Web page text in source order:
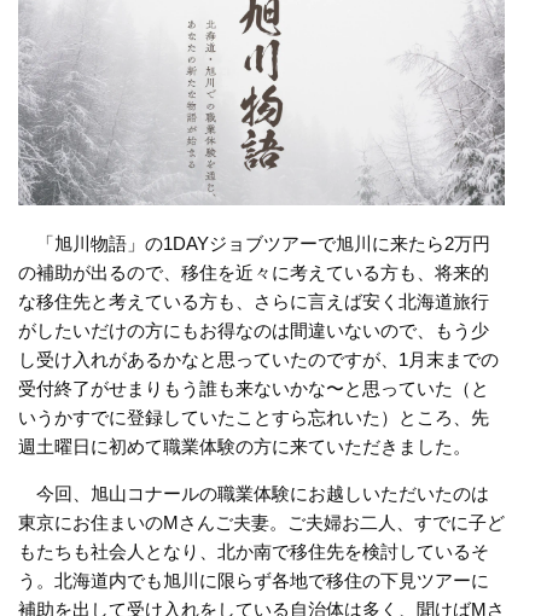
「旭川物語」の1DAYジョブツアーで旭川に来たら2万円
の補助が出るので、移住を近々に考えている方も、将来的
な移住先と考えている方も、さらに言えば安く北海道旅行
がしたいだけの方にもお得なのは間違いないので、もう少
し受け入れがあるかなと思っていたのですが、1月末までの
受付終了がせまりもう誰も来ないかな〜と思っていた（と
いうかすでに登録していたことすら忘れいた）ところ、先
週土曜日に初めて職業体験の方に来ていただきました。
今回、旭山コナールの職業体験にお越しいただいたのは
東京にお住まいのMさんご夫妻。ご夫婦お二人、すでに子ど
もたちも社会人となり、北か南で移住先を検討しているそ
う。北海道内でも旭川に限らず各地で移住の下見ツアーに
補助を出して受け入れをしている自治体は多く、聞けばMさ